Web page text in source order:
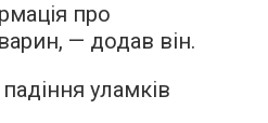
про
— додав він.
уламків